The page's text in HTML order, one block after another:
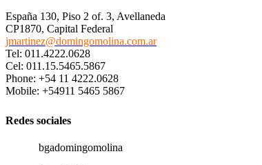
España 130, Piso 2 of. 3, Avellaneda
CP1870, Capital Federal
jmartinez@domingomolina.com.ar
Tel: 011.4222.0628
Cel: 011.15.5465.5867
Phone: +54 11 4222.0628
Mobile: +54911 5465 5867
Redes sociales
bgadomingomolina